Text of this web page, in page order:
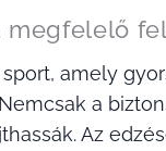
megfelelő
amely
a
Az